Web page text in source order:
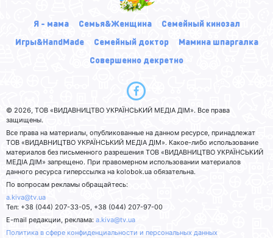
Я - мама Семья&Женщина
Семейный кинозал
Игры&HandMade
Семейный доктор
Мамина шпаргалка
Совершенно декретно
© 2026, ТОВ «ВИДАВНИЦТВО УКРАЇНСЬКИЙ МЕДІА ДІМ». Все права
защищены.
Все права на материалы, опубликованные на данном ресурсе, принадлежат
ТОВ «ВИДАВНИЦТВО УКРАЇНСЬКИЙ МЕДІА ДІМ». Какое-либо использование
материалов без письменного разрешения ТОВ «ВИДАВНИЦТВО УКРАЇНСЬКИЙ
МЕДІА ДІМ» запрещено. При правомерном использовании материалов
данного ресурса гиперссылка на kolobok.ua обязательна.
По вопросам рекламы обращайтесь:
a.kiva@tv.ua
Тел: +38 (044) 207-33-05, +38 (044) 207-97-00
E-mail редакции, реклама: a.kiva@tv.ua
Политика в сфере конфиденциальности и персональных данных